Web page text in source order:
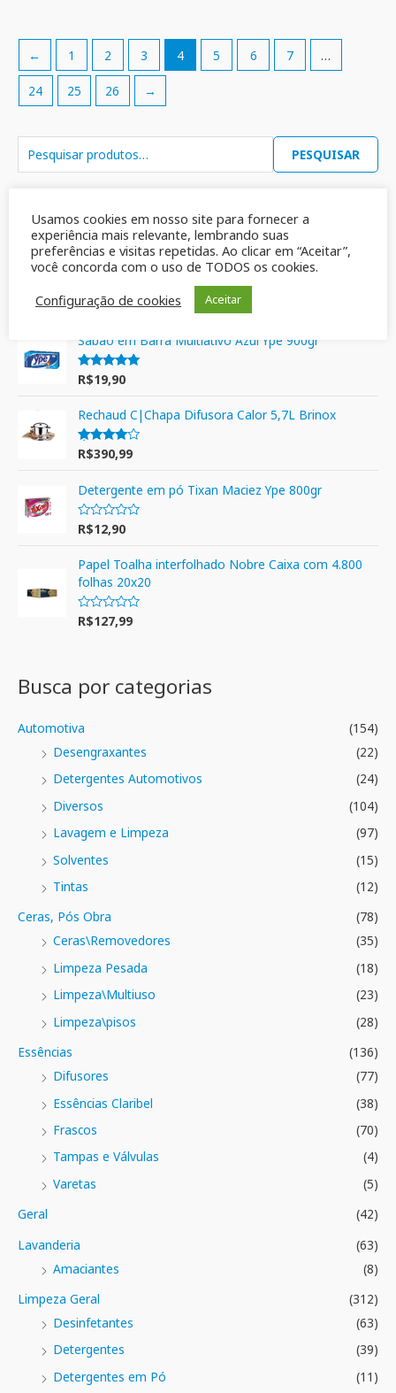
PESQUISAR
Mais vendidos
Detergente de uso geral -Det Mol- 2 Litros
Avaliação
R$44,98
Sabão em Barra Multiativo Azul Ypê 900gr
Avaliação
5.00
de 5
R$19,90
Rechaud C|Chapa Difusora Calor 5,7L Brinox
Avaliação
4.00
de 5
R$390,99
Detergente em pó Tixan Maciez Ype 800gr
A
l
i
a
ç
ã
o
R$12,90
Papel Toalha interfolhado Nobre Caixa com 4.800
folhas 20x20
A
ç
ã
0
d
5
R$127,99
Busca por categorias
Automotiva
(154)
Desengraxantes
(22)
Detergentes Automotivos
(24)
Diversos
(104)
Lavagem e Limpeza
(97)
Solventes
(15)
Tintas
(12)
Ceras, Pós Obra
(78)
Ceras\Removedores
(35)
Limpeza Pesada
(18)
Limpeza\Multiuso
(23)
Limpeza\pisos
(28)
Essências
(136)
Difusores
(77)
Essências Claribel
(38)
Frascos
(70)
Tampas e Válvulas
(4)
Varetas
(5)
Geral
(42)
Lavanderia
(63)
Amaciantes
(8)
Limpeza Geral
(312)
Desinfetantes
(63)
Detergentes
(39)
Detergentes em Pó
(11)
← 1 2 3 4 5 6 7 …
24 25 26 →
Usamos cookies em nosso site para fornecer a
experiência mais relevante, lembrando suas
preferências e visitas repetidas. Ao clicar em “Aceitar”,
você concorda com o uso de TODOS os cookies.
Configuração de cookies
Aceitar